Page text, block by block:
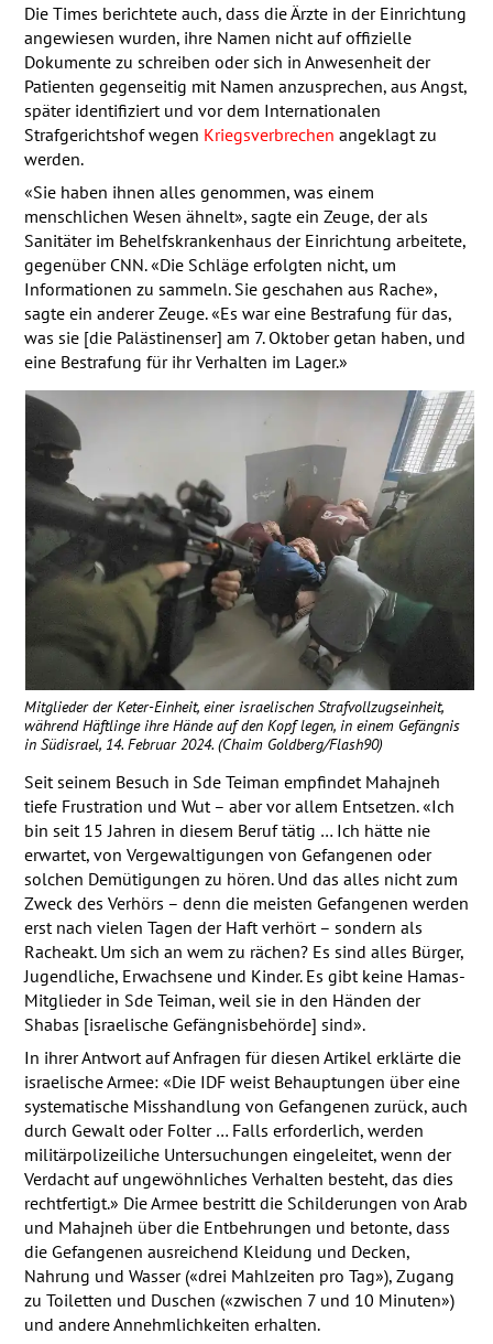
Die Times berichtete auch, dass die Ärzte in der Einrichtung
angewiesen wurden, ihre Namen nicht auf offizielle
Dokumente zu schreiben oder sich in Anwesenheit der
Patienten gegenseitig mit Namen anzusprechen, aus Angst,
später identifiziert und vor dem Internationalen
Strafgerichtshof wegen Kriegsverbrechen angeklagt zu
werden.
«Sie haben ihnen alles genommen, was einem
menschlichen Wesen ähnelt», sagte ein Zeuge, der als
Sanitäter im Behelfskrankenhaus der Einrichtung arbeitete,
gegenüber CNN. «Die Schläge erfolgten nicht, um
Informationen zu sammeln. Sie geschahen aus Rache»,
sagte ein anderer Zeuge. «Es war eine Bestrafung für das,
was sie [die Palästinenser] am 7. Oktober getan haben, und
eine Bestrafung für ihr Verhalten im Lager.»
Mitglieder der Keter-Einheit, einer israelischen Strafvollzugseinheit,
während Häftlinge ihre Hände auf den Kopf legen, in einem Gefängnis
in Südisrael, 14. Februar 2024. (Chaim Goldberg/Flash90)
Seit seinem Besuch in Sde Teiman empfindet Mahajneh
tiefe Frustration und Wut – aber vor allem Entsetzen. «Ich
bin seit 15 Jahren in diesem Beruf tätig … Ich hätte nie
erwartet, von Vergewaltigungen von Gefangenen oder
solchen Demütigungen zu hören. Und das alles nicht zum
Zweck des Verhörs – denn die meisten Gefangenen werden
erst nach vielen Tagen der Haft verhört – sondern als
Racheakt. Um sich an wem zu rächen? Es sind alles Bürger,
Jugendliche, Erwachsene und Kinder. Es gibt keine Hamas-
Mitglieder in Sde Teiman, weil sie in den Händen der
Shabas [israelische Gefängnisbehörde] sind».
In ihrer Antwort auf Anfragen für diesen Artikel erklärte die
israelische Armee: «Die IDFweist Behauptungen über eine
systematische Misshandlung von Gefangenen zurück, auch
durch Gewalt oder Folter … Falls erforderlich, werden
militärpolizeiliche Untersuchungen eingeleitet, wenn der
Verdacht auf ungewöhnliches Verhalten besteht, das dies
rechtfertigt.» Die Armee bestritt die Schilderungen von Arab
und Mahajneh über die Entbehrungen und betonte, dass
die Gefangenen ausreichend Kleidung und Decken,
Nahrung und Wasser («drei Mahlzeiten pro Tag»), Zugang
zu Toiletten und Duschen («zwischen 7 und 10 Minuten»)
und andere Annehmlichkeiten erhalten.